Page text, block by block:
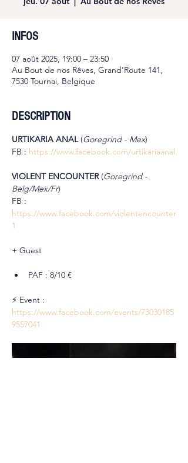
INFOS
07 août 2025, 19:00 – 23:50
Au Bout de nos Rêves, Grand'Route 141,
7530 Tournai, Belgique
DESCRIPTION
URTIKARIA ANAL (Goregrind - Mex)
FB : https://www.facebook.com/urtikariaanal
VIOLENT ENCOUNTER (Goregrind -
Belg/Mex/Fr)
FB :
https://www.facebook.com/violentencounter
1
+ Guest
PAF : 8/10 €
⚡ Event :
https://www.facebook.com/events/73030185
9557041